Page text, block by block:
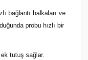
bağlantı halkaları ve
probu hızlı bir
tutuş sağlar.